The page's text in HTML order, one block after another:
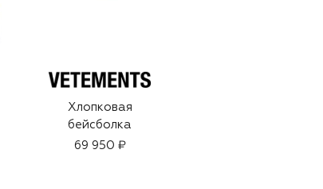
Хлопковая
бейсболка
69 950 ₽